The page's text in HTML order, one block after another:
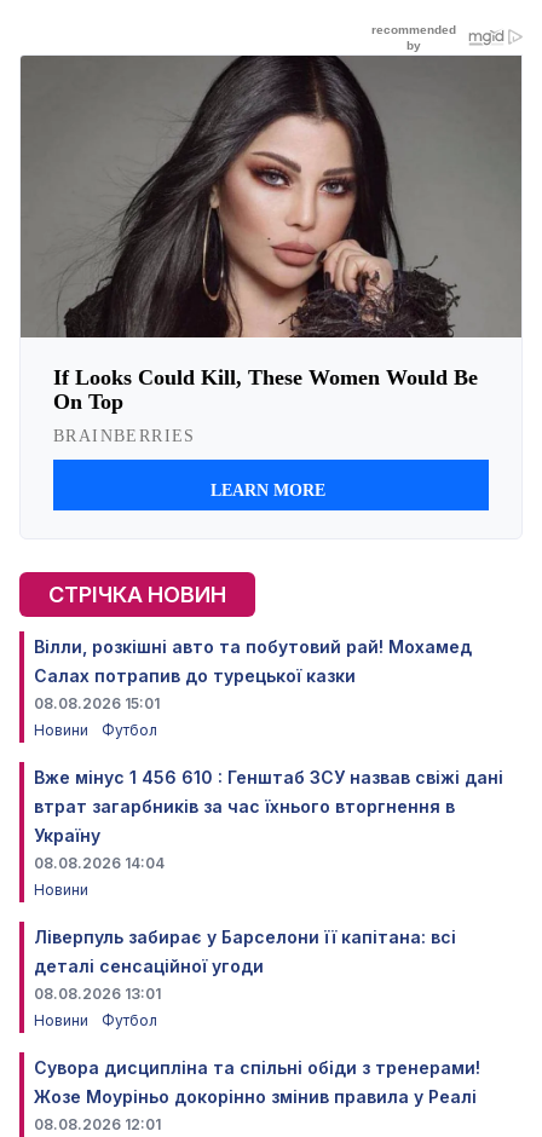
СТРІЧКА НОВИН
Вілли, розкішні авто та побутовий рай! Мохамед
Салах потрапив до турецької казки
08.08.2026 15:01
Новини
Футбол
Вже мінус 1 456 610 : Генштаб ЗСУ назвав свіжі дані
втрат загарбників за час їхнього вторгнення в
Україну
08.08.2026 14:04
Новини
Ліверпуль забирає у Барселони її капітана: всі
деталі сенсаційної угоди
08.08.2026 13:01
Новини
Футбол
Сувора дисципліна та спільні обіди з тренерами!
Жозе Моуріньо докорінно змінив правила у Реалі
08.08.2026 12:01